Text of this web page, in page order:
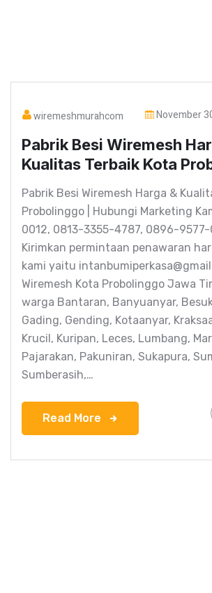
wiremeshmurahcom November
Pabrik Besi Wiremesh
Kualitas Terbaik Kota
Pabrik Besi Wiremesh Harga &
Probolinggo | Hubungi Marketing
0012, 0813-3355-4787, 0896-
Kirimkan permintaan penawaran
kami yaitu
Wiremesh Kota Probolinggo Jawa
warga Bantaran, Banyuanyar,
Gading, Gending, Kotaanyar,
Krucil, Kuripan, Leces, Lumbang,
Pajarakan, Pakuniran, Sukapura,
Sumberasih,…
Read More